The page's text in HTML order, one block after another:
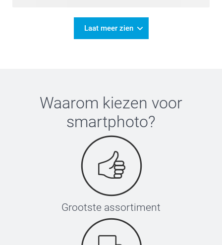
Laat meer zien
Waarom kiezen voor
smartphoto?
Grootste assortiment